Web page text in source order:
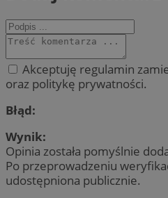
Akceptuję regulamin
oraz politykę prywatności.
Błąd:
Wynik:
Opinia została pomyślnie
Po przeprowadzeniu
udostępniona publicznie.